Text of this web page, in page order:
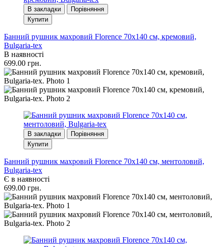
В закладки
Порівняння
Купити
Банний рушник махровий Florence 70x140 см, кремовий,
Bulgaria-tex
В наявності
699.00 грн.
В закладки
Порівняння
Купити
Банний рушник махровий Florence 70x140 см, ментоловий,
Bulgaria-tex
Є в наявності
699.00 грн.